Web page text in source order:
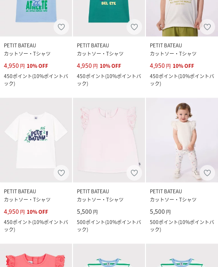
PETIT BATEAU
カットソー・Tシャツ
4,950 円 10%OFF
450ポイント(10%ポイントバ
ック)
PETIT BATEAU
カットソー・Tシャツ
4,950 円 10%OFF
450ポイント(10%ポイントバ
ック)
PETIT BATEAU
カットソー・Tシャツ
4,950 円 10%OFF
450ポイント(10%ポイントバ
ック)
PETIT BATEAU
カットソー・Tシャツ
4,950 円 10%OFF
450ポイント(10%ポイントバ
ック)
PETIT BATEAU
カットソー・Tシャツ
5,500 円
500ポイント(10%ポイントバ
ック)
PETIT BATEAU
カットソー・Tシャツ
5,500 円
500ポイント(10%ポイントバ
ック)